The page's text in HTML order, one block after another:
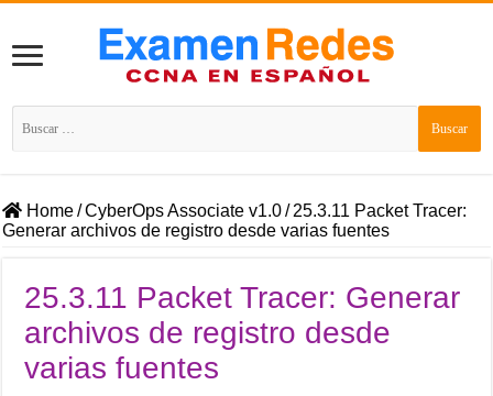
Buscar:
Home/CyberOps Associate v1.0/ 25.3.11 Packet Tracer:
Generar archivos de registro desde varias fuentes
25.3.11 Packet Tracer: Generar
archivos de registro desde
varias fuentes